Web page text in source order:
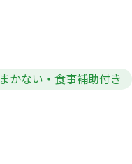
まかない・食事補助付き